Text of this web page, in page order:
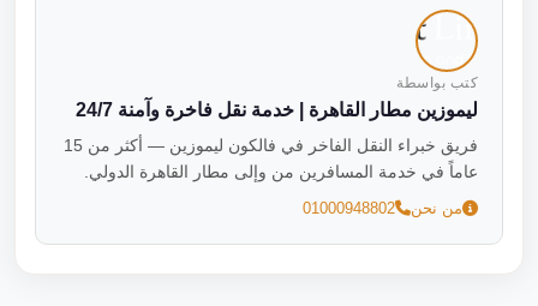
كتب بواسطة
ليموزين مطار القاهرة | خدمة نقل فاخرة وآمنة 24/7
فريق خبراء النقل الفاخر في فالكون ليموزين — أكثر من 15
عاماً في خدمة المسافرين من وإلى مطار القاهرة الدولي.
من نحن 01000948802